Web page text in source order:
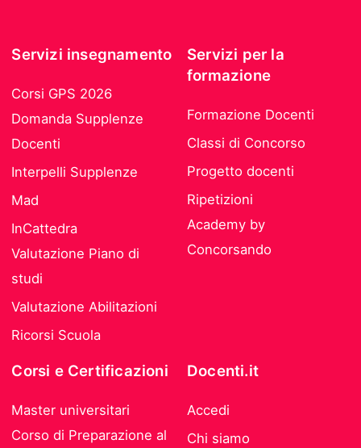
Servizi insegnamento
Corsi GPS 2026
Domanda Supplenze
Docenti
Interpelli Supplenze
Mad
InCattedra
Valutazione Piano di
studi
Valutazione Abilitazioni
Ricorsi Scuola
Servizi per la
formazione
Formazione Docenti
Classi di Concorso
Progetto docenti
Ripetizioni
Academy by
Concorsando
Corsi e Certificazioni
Master universitari
Corso di Preparazione al
Docenti.it
Accedi
Chi siamo